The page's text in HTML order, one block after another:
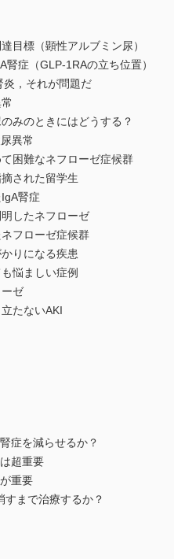
標（顕性アルブミン尿）
（GLP-1RAの立ち位置）
それが問題だ
のときにはどうする？
異常
難なネフローゼ症候群
れた留学生
腎症
たネフローゼ
ローゼ症候群
になる疾患
ましい症例
ゼ
たないAKI
症を減らせるか？
超重要
重要
まで治療するか？